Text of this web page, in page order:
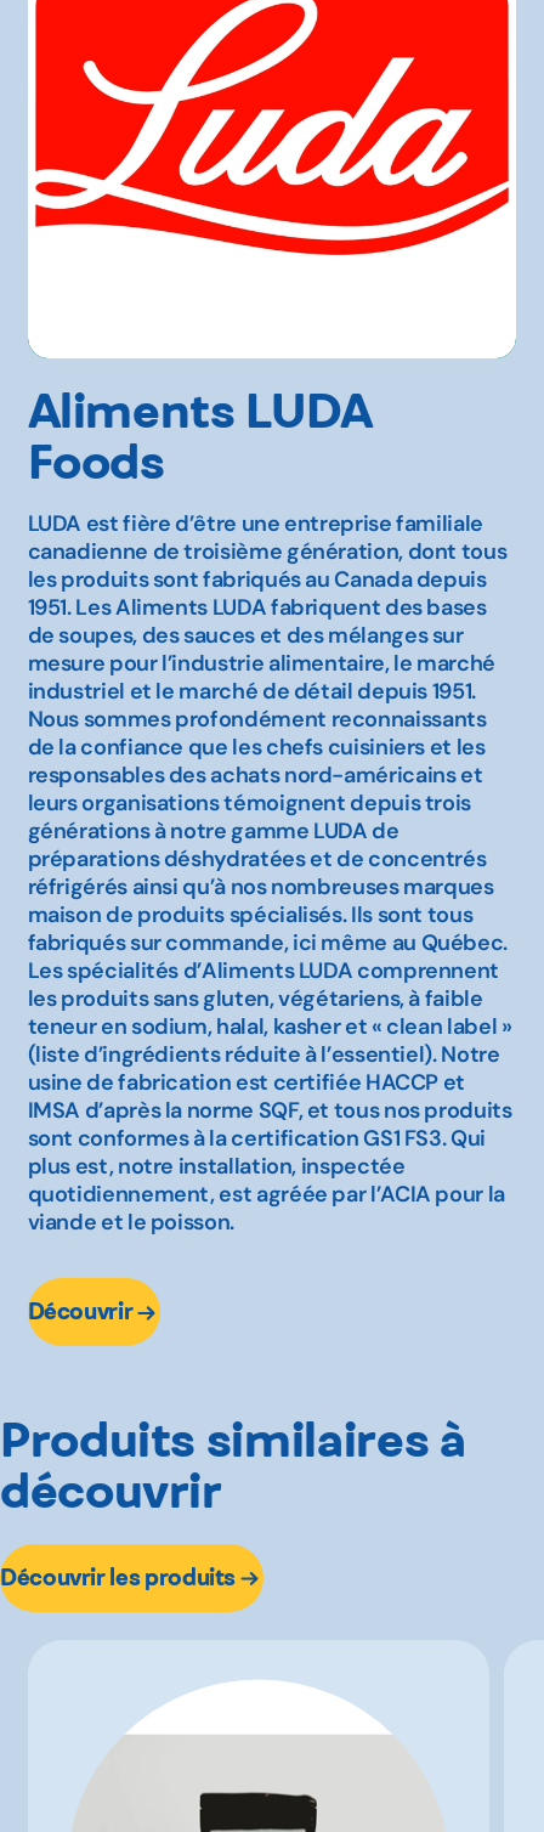
Aliments LUDA
Foods
LUDA est fière d’être une entreprise familiale
canadienne de troisième génération, dont tous
les produits sont fabriqués au Canada depuis
1951. Les Aliments LUDA fabriquent des bases
de soupes, des sauces et des mélanges sur
mesure pour l’industrie alimentaire, le marché
industriel et le marché de détail depuis 1951.
Nous sommes profondément reconnaissants
de la confiance que les chefs cuisiniers et les
responsables des achats nord-américains et
leurs organisations témoignent depuis trois
générations à notre gamme LUDA de
préparations déshydratées et de concentrés
réfrigérés ainsi qu’à nos nombreuses marques
maison de produits spécialisés. Ils sont tous
fabriqués sur commande, ici même au Québec.
Les spécialités d’Aliments LUDA comprennent
les produits sans gluten, végétariens, à faible
teneur en sodium, halal, kasher et « clean label »
(liste d’ingrédients réduite à l’essentiel). Notre
usine de fabrication est certifiée HACCP et
IMSA d’après la norme SQF, et tous nos produits
sont conformes à la certification GS1 FS3. Qui
plus est, notre installation, inspectée
quotidiennement, est agréée par l’ACIA pour la
viande et le poisson.
Découvrir
Produits similaires à
découvrir
Découvrir les produits